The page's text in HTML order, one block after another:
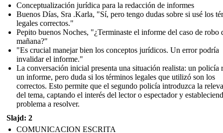
Conceptualización jurídica para la redacción de informes
Buenos Días, Sra .Karla, "Sí, pero tengo dudas sobre si usé los
legales correctos."
Pepito buenos Noches, "¿Terminaste el informe del caso de robo
mañana?"
"Es crucial manejar bien los conceptos jurídicos. Un error podría
invalidar el informe."
La conversación inicial presenta una situación realista: un policía
un informe, pero duda si los términos legales que utilizó son los
correctos. Esto permite que el segundo policía introduzca la
del tema, captando el interés del lector o espectador y
problema a resolver.
Slajd: 2
COMUNICACION ESCRITA